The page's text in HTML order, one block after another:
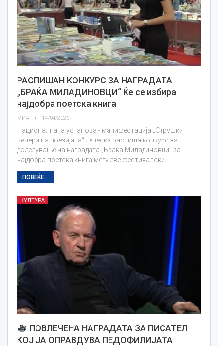
РАСПИШАН КОНКУРС ЗА НАГРАДАТА
„БРАЌА МИЛАДИНОВЦИ“ Ќе се избира
најдобра поетска книга
МИА 14/04/2026
Националната установа - манифестација „Струшки
вечери на поезијата“ денеска распиша конкурс за
доделување на наградата „Браќа Миладиновци“ за
најдобра поетска книга меѓу две фестивалски…
ПОВЕЌЕ...
КУЛТУРА
ПОВЛЕЧЕНА НАГРАДАТА ЗА ПИСАТЕЛ
КОЈ ЈА ОПРАВДУВА ПЕДОФИЛИЈАТА